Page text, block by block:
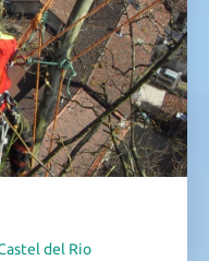
del Rio